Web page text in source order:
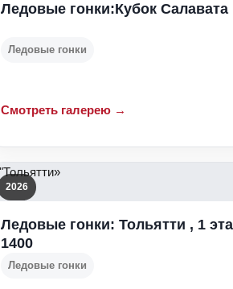
Ледовые гонки:Кубок Салавата
Ледовые гонки
Смотреть галерею →
2026
Ледовые гонки: Тольятти , 1
1400
Ледовые гонки